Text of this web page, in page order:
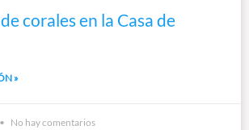
corales en la Casa de
»
No hay comentarios